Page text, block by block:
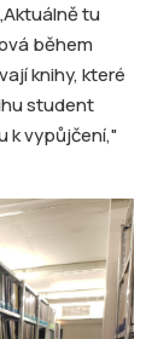
tu
během
knihy, které
student
k vypůjčení,"